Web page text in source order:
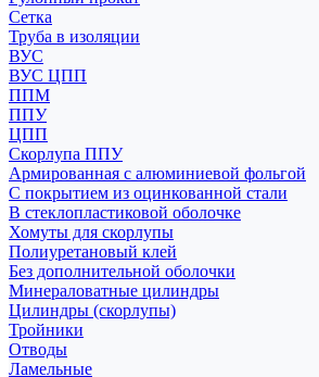
Сетка
Труба в изоляции
ВУС
ВУС ЦПП
ППМ
ППУ
ЦПП
Скорлупа ППУ
Армированная с алюминиевой фольгой
С покрытием из оцинкованной стали
В стеклопластиковой оболочке
Хомуты для скорлупы
Полиуретановый клей
Без дополнительной оболочки
Минераловатные цилиндры
Цилиндры (скорлупы)
Тройники
Отводы
Ламельные